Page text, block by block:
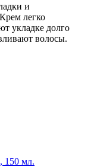
и
легко
укладке долго
волосы.
150 мл.